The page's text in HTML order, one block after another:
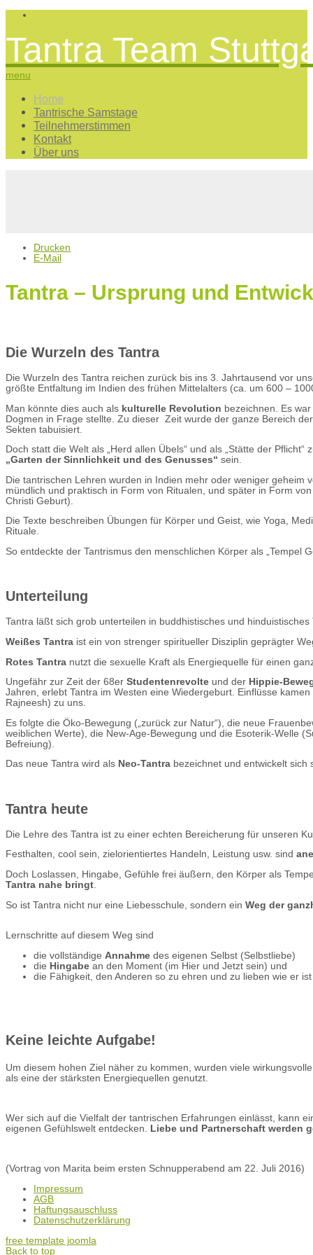
Tantra Team
menu
Home
Tantrische Samstage
Teilnehmerstimmen
Kontakt
Über uns
Drucken
E-Mail
Tantra – Ursprung und
Die Wurzeln des Tantra
Die Wurzeln des Tantra reichen zurück bis ins 3. Jahrtausend vor
größte Entfaltung im Indien des frühen Mittelalters (ca. um 600 –
Man könnte dies auch als kulturelle Revolution bezeichnen. Es
Dogmen in Frage stellte. Zu dieser Zeit wurde der ganze Bereich
Sekten tabuisiert.
Doch statt die Welt als „Herd allen Übels“ und als „Stätte der
„Garten der Sinnlichkeit und des Genusses“ sein.
Die tantrischen Lehren wurden in Indien mehr oder weniger geheim
mündlich und praktisch in Form von Ritualen, und später in Form
Christi Geburt).
Die Texte beschreiben Übungen für Körper und Geist, wie Yoga,
Rituale.
So entdeckte der Tantrismus den menschlichen Körper als „Tempel
Unterteilung
Tantra läßt sich grob unterteilen in buddhistisches und
Weißes Tantra ist ein von strenger spiritueller Disziplin geprägter
Rotes Tantra nutzt die sexuelle Kraft als Energiequelle für einen
Ungefähr zur Zeit der 68er Studentenrevolte und der Hippie-
Jahren, erlebt Tantra im Westen eine Wiedergeburt. Einflüsse
Rajneesh) zu uns.
Es folgte die Öko-Bewegung („zurück zur Natur“), die neue
weiblichen Werte), die New-Age-Bewegung und die Esoterik-Welle
Befreiung).
Das neue Tantra wird als Neo-Tantra bezeichnet und entwickelt sich
Tantra heute
Die Lehre des Tantra ist zu einer echten Bereicherung für unseren
Festhalten, cool sein, zielorientiertes Handeln, Leistung usw. sind
Doch Loslassen, Hingabe, Gefühle frei äußern, den Körper als
Tantra nahe bringt
So ist Tantra nicht nur eine Liebesschule, sondern ein Weg der
Lernschritte auf diesem Weg sind
die vollständige Annahme des eigenen Selbst (Selbstliebe)
die Hingabe an den Moment (im Hier und Jetzt sein) und
die Fähigkeit, den Anderen so zu ehren und zu lieben wie er
Keine leichte Aufgabe!
Um diesem hohen Ziel näher zu kommen, wurden viele
als eine der stärksten Energiequellen genutzt.
Wer sich auf die Vielfalt der tantrischen Erfahrungen einlässt, kann
eigenen Gefühlswelt entdecken. Liebe und Partnerschaft werden
(Vortrag von Marita beim ersten Schnupperabend am 22. Juli 2016)
Impressum
AGB
Haftungsauschluss
Datenschutzerklärung
free template joomla
Back to top